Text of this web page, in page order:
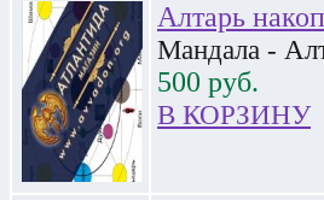
Алтарь
Мандала -
500 руб.
В КОРЗИНУ